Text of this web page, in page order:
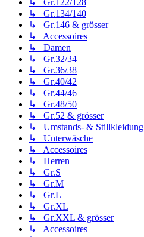
↳ Gr.134/140
↳ Gr.146 & grösser
↳ Accessoires
↳ Damen
↳ Gr.32/34
↳ Gr.36/38
↳ Gr.40/42
↳ Gr.44/46
↳ Gr.48/50
↳ Gr.52 & grösser
↳ Umstands- & Stillkleidung
↳ Unterwäsche
↳ Accessoires
↳ Herren
↳ Gr.S
↳ Gr.M
↳ Gr.L
↳ Gr.XL
↳ Gr.XXL & grösser
↳ Accessoires